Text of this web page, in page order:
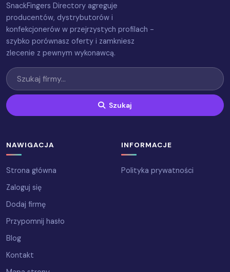
SnackFingers Directory agreguje
producentów, dystrybutorów i
konfekcjonerów w przejrzystych profilach -
szybko porównasz oferty i zamkniesz
zlecenie z pewnym wykonawcą.
Szukaj
NAWIGACJA
Strona główna
Zaloguj się
Dodaj firmę
Przypomnij hasło
Blog
Kontakt
INFORMACJE
Polityka prywatności